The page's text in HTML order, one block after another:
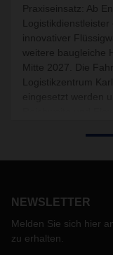
Praxiseinsatz: Ab
innovativer
weitere baugleiche
Mitte 2027. Die
Logistikzentrum
NEWSLETTER
Melden Sie sich hier
zu erhalten.